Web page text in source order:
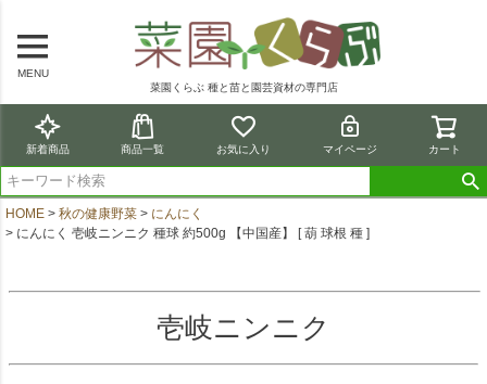
MENU
菜園くらぶ 種と苗と園芸資材の専門店
新着商品 商品一覧 お気に入り マイページ カート
HOME 秋の健康野菜
にんにく
にんにく 壱岐ニンニク 種球 約500g 【中国産】 [ 葫 球根 種 ]
壱岐ニンニク